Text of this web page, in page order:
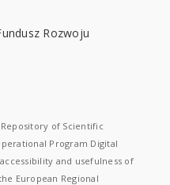
of Scientific
Program Digital
and usefulness of
European Regional